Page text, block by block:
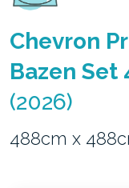
Chevron
Bazen Set
(2026)
488cm x